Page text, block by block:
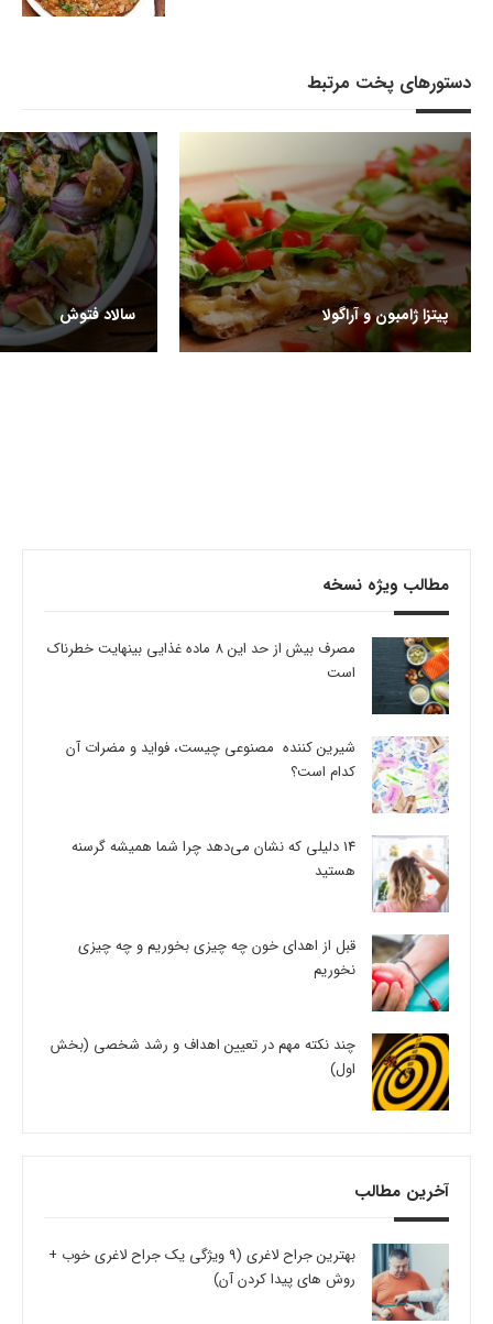
دستورهای پخت مرتبط
پیتزا ژامبون و آراگولا سالاد فتوش
مطالب ویژه نسخه
مصرف بیش از حد این 8 ماده غذایی بینهایت خطرناک
است
شیرین کننده مصنوعی چیست، فواید و مضرات آن
کدام است؟
14 دلیلی که نشان می‌دهد چرا شما همیشه گرسنه
هستید
قبل از اهدای خون چه چیزی بخوریم و چه چیزی
نخوریم
چند نکته مهم در تعیین اهداف و رشد شخصی (بخش
اول)
آخرین مطالب
بهترین جراح لاغری (9 ویژگی یک جراح لاغری خوب +
روش های پیدا کردن آن)